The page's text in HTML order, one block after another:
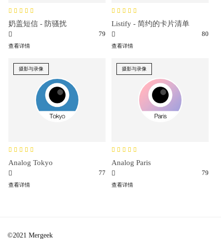
奶盖短信 - 防骚扰
79
查看详情
Listify - 简约的卡片清单
80
查看详情
摄影与录像
Analog Tokyo
77
查看详情
摄影与录像
Analog Paris
79
查看详情
©2021 Mergeek